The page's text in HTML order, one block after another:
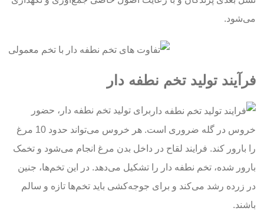
می‌شود.
فرآیند تولید تخم نطفه دار
برای تولید تخم نطفه دار، حضور
خروس در گله ضروری است. هر خروس می‌تواند حدود 10 مرغ
را بارور کند. فرایند لقاح در داخل بدن مرغ انجام می‌شود و تخمک
بارور شده، تخم نطفه دار را تشکیل می‌دهد. در این تخم‌ها، جنین
در زرده رشد می‌کند و برای جوجه‌کشی باید تخم‌ها تازه و سالم
باشند.